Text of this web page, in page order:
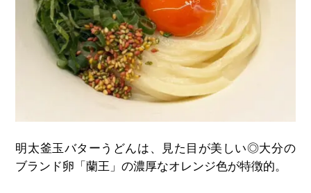
明太釜玉バターうどんは、見た目が美しい◎大分の
ブランド卵「蘭王」の濃厚なオレンジ色が特徴的。